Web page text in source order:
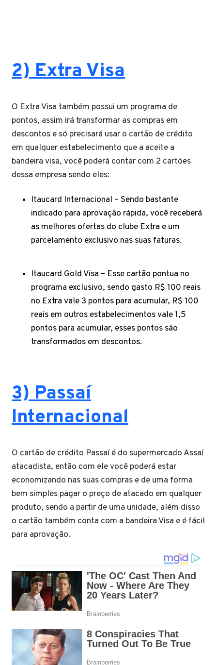
2) Extra Visa
O Extra Visa também possui um programa de
pontos, assim irá transformar as compras em
descontos e só precisará usar o cartão de crédito
em qualquer estabelecimento que a aceite a
bandeira visa, você poderá contar com 2 cartões
dessa empresa sendo eles:
Itaucard Internacional – Sendo bastante
indicado para aprovação rápida, você receberá
as melhores ofertas do clube Extra e um
parcelamento exclusivo nas suas faturas.
Itaucard Gold Visa – Esse cartão pontua no
programa exclusivo, sendo gasto R$ 100 reais
no Extra vale 3 pontos para acumular, R$ 100
reais em outros estabelecimentos vale 1,5
pontos para acumular, esses pontos são
transformados em descontos.
3) Passaí
Internacional
O cartão de crédito Passaí é do supermercado Assaí
atacadista, então com ele você poderá estar
economizando nas suas compras e de uma forma
bem simples pagar o preço de atacado em qualquer
produto, sendo a partir de uma unidade, além disso
o cartão também conta com a bandeira Visa e é fácil
para aprovação.